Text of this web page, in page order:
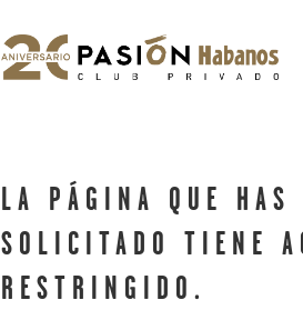
LA PÁGINA QUE HAS
SOLICITADO TIENE
RESTRINGIDO.